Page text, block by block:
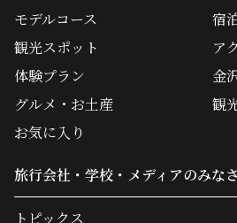
モデルコース
観光スポット
体験プラン
グルメ・お土産
宿
ア
金
観
お気に入り
旅行会社・学校・メディアのみな
トピックス